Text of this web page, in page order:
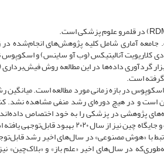
آماری شامل کلیه پژوهش‌های انجام‌شده در
که طی بازه زمانی ۱۹۹۰ تا ۲۰۲۳ در پایگاه‌های استنادی کلاریویت آنالیتیکس (وب آو
جهت تحلیل انتخاب شدند. ابزار گردآوری داده‌ها در این مطالعه روش
در بازه زمانی مورد مطالعه است. میانگین
نسبت به دوره پیشین است و در هیچ دوره‌ای رشد منفی مشاهده
پژوهشی در پزشکی را به خود اختصاص
کشورهای ایتالیا، فرانسه و کانادا قرار دارند. در این میان، ایران رتبه هفدهم را کسب کرده و
با «هوش مصنوعی» در سال‌های اخیر رشد
در سال‌های اخیر «علم باز» و «بلاک‌چین»